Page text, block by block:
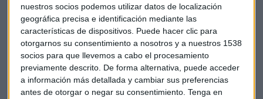
nuestros socios podemos utilizar datos de localización
geográfica precisa e identificación mediante las
características de dispositivos. Puede hacer clic para
otorgarnos su consentimiento a nosotros y a nuestros 1538
socios para que llevemos a cabo el procesamiento
previamente descrito. De forma alternativa, puede acceder
a información más detallada y cambiar sus preferencias
antes de otorgar o negar su consentimiento. Tenga en
Hora Trading: Opera sin miedo tras
perderlo todo en bolsa